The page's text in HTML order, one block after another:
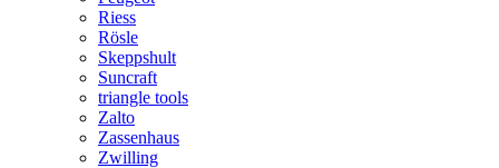
Riess
Rösle
Skeppshult
Suncraft
triangle tools
Zalto
Zassenhaus
Zwilling